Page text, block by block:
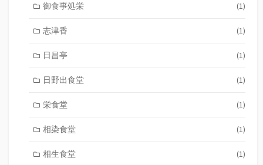
御食事処栄 (1)
志津香 (1)
日昌亭 (1)
日野出食堂 (1)
栄食堂 (1)
相染食堂 (1)
相生食堂 (1)